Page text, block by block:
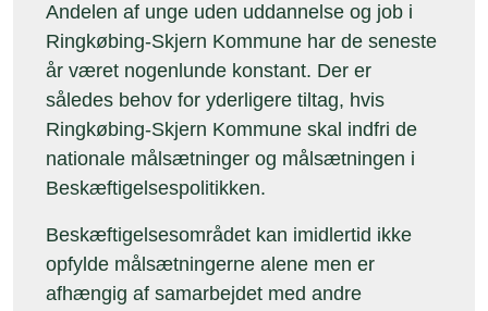
Andelen af unge uden uddannelse og job i
Ringkøbing-Skjern Kommune har de seneste
år været nogenlunde konstant. Der er
således behov for yderligere tiltag, hvis
Ringkøbing-Skjern Kommune skal indfri de
nationale målsætninger og målsætningen i
Beskæftigelsespolitikken.
Beskæftigelsesområdet kan imidlertid ikke
opfylde målsætningerne alene men er
afhængig af samarbejdet med andre